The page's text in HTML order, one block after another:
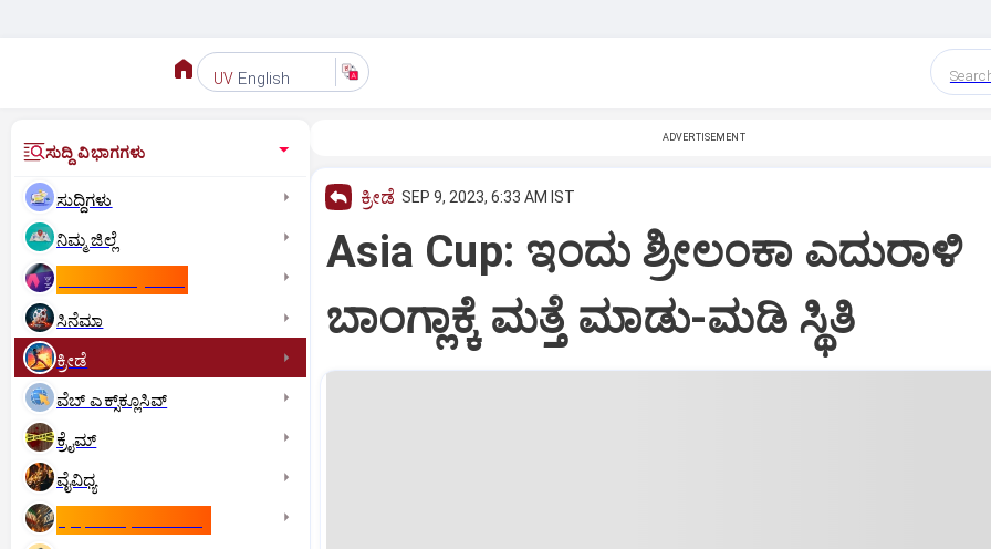
UV English
ಸುದ್ದಿ ವಿಭಾಗಗಳು
ಸುದ್ದಿಗಳು
ನಿಮ್ಮ ಜಿಲ್ಲೆ
ಸಿನೆಮಾ
ಕ್ರೀಡೆ
ವೆಬ್ ಎಕ್ಸ್‌ಕ್ಲೂಸಿವ್
ಕ್ರೈಮ್
ವೈವಿಧ್ಯ
ADVERTISEMENT
ಕ್ರೀಡೆ SEP 9, 2023, 6:33 AM IST
Asia Cup: ಇಂದು ಶ್ರೀಲಂಕಾ ಎದುರಾಳಿ
ಬಾಂಗ್ಲಾಕ್ಕೆ ಮತ್ತೆ ಮಾಡು-ಮಡಿ ಸ್ಥಿತಿ